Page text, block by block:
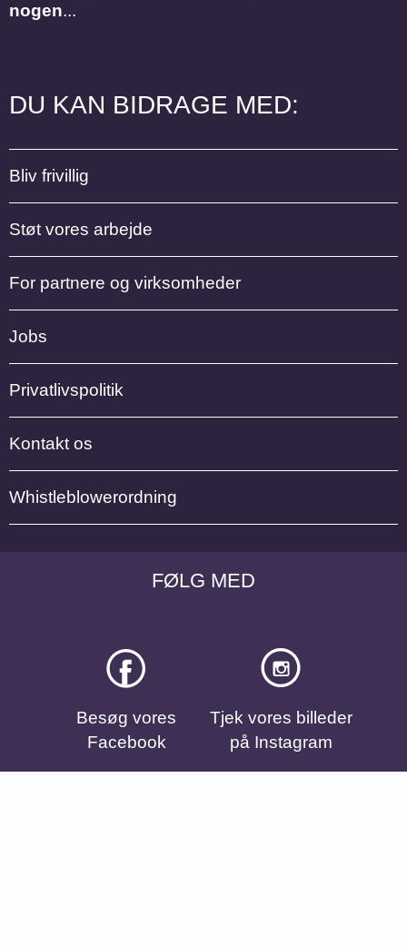
FØLG MED
Besøg vores
Facebook
Tjek vores billeder
på Instagram
nogen...
DU KAN BIDRAGE MED:
Bliv frivillig
Støt vores arbejde
For partnere og virksomheder
Jobs
Privatlivspolitik
Kontakt os
Whistleblowerordning